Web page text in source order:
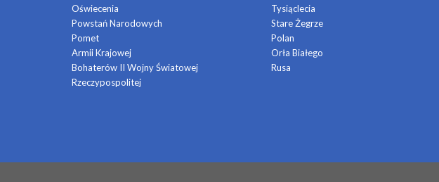
Oświecenia
Powstań Narodowych
Pomet
Armii Krajowej
Bohaterów II Wojny Światowej
Rzeczypospolitej
Tysiąclecia
Stare Żegrze
Polan
Orła Białego
Rusa